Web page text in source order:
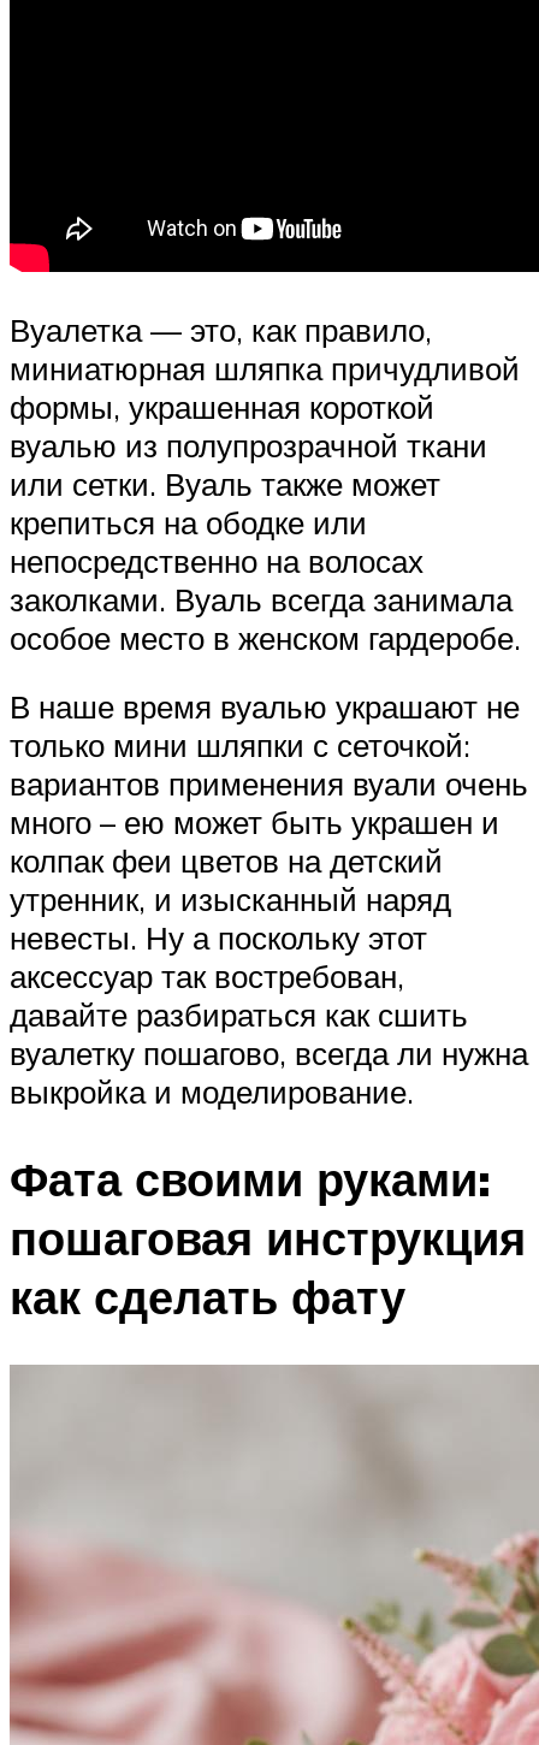
Вуалетка — это, как правило,
миниатюрная шляпка причудливой
формы, украшенная короткой
вуалью из полупрозрачной ткани
или сетки. Вуаль также может
крепиться на ободке или
непосредственно на волосах
заколками. Вуаль всегда занимала
особое место в женском гардеробе.
В наше время вуалью украшают не
только мини шляпки с сеточкой:
вариантов применения вуали очень
много – ею может быть украшен и
колпак феи цветов на детский
утренник, и изысканный наряд
невесты. Ну а поскольку этот
аксессуар так востребован,
давайте разбираться как сшить
вуалетку пошагово, всегда ли нужна
выкройка и моделирование.
Фата своими руками:
пошаговая инструкция
как сделать фату